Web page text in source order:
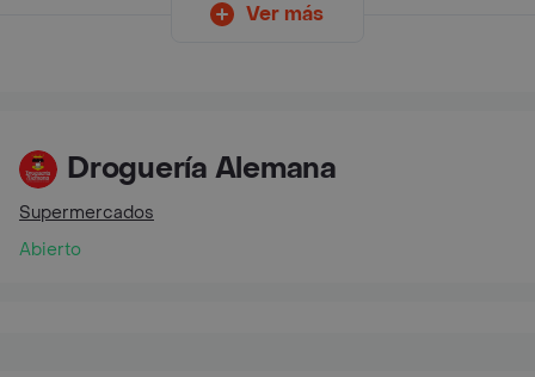
Ver más
Droguería Alemana
Supermercados
Abierto